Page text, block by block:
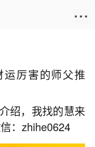
21 10 赞
厉害的师父推
绍，我找的慧来
：zhihe0624